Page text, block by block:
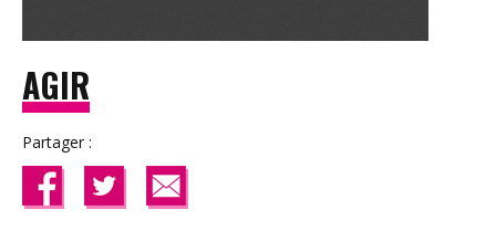
AGIR
Partager :